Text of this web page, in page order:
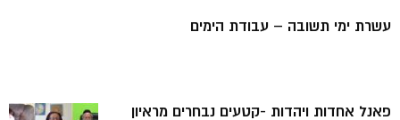
עשרת ימי תשובה – עבודת הימים
פאנל אחדות ויהדות -קטעים נבחרים מראיון